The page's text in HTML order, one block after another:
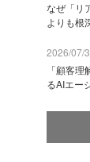
なぜ「リ
よりも根
2026/07/
「顧客
るAIエー